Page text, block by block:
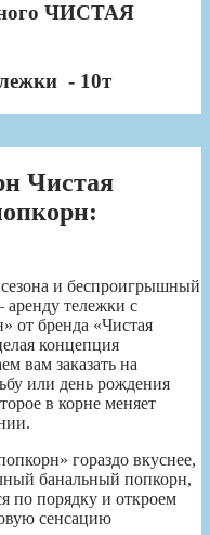
ЧИСТАЯ
- 10т
Чистая
и беспроигрышный
тележки с
от бренда «Чистая
концепция
вам заказать на
или день рождения
в корне меняет
гораздо вкуснее,
банальный попкорн,
по порядку и откроем
сенсацию